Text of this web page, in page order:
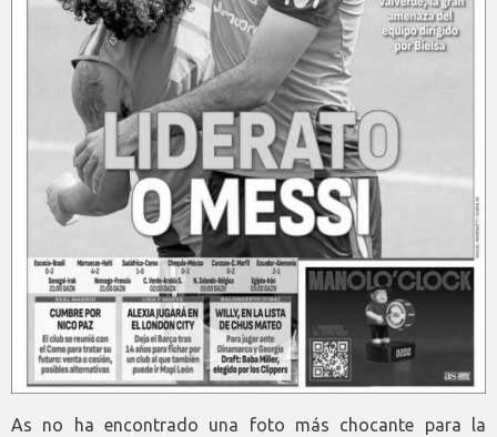
As no ha encontrado una foto más chocante para la